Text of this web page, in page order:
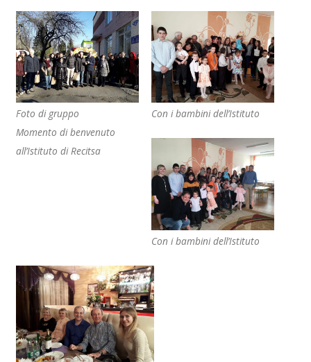
Foto di gruppo
Momento di benvenuto
all’Istituto di Recitsa
Con i bambini dell’Istituto
Con i bambini dell’Istituto